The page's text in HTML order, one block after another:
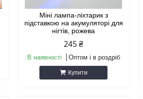
Міні лампа-ліхтарик з
підставкою на акумуляторі для
нігтів, рожева
245 ₴
В наявності Оптом і в роздріб
Купити